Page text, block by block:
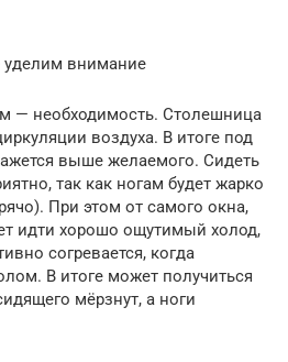
внимание
— необходимость. Столешница
воздуха. В итоге под
выше желаемого. Сидеть
так как ногам будет жарко
При этом от самого окна,
идти хорошо ощутимый холод,
согревается, когда
В итоге может получиться
мёрзнут, а ноги